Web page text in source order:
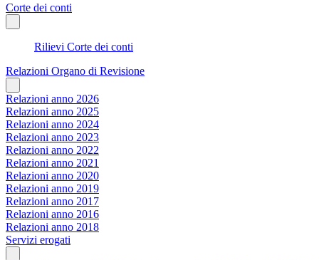
Corte dei conti
Rilievi Corte dei conti
Relazioni Organo di Revisione
Relazioni anno 2026
Relazioni anno 2025
Relazioni anno 2024
Relazioni anno 2023
Relazioni anno 2022
Relazioni anno 2021
Relazioni anno 2020
Relazioni anno 2019
Relazioni anno 2017
Relazioni anno 2016
Relazioni anno 2018
Servizi erogati